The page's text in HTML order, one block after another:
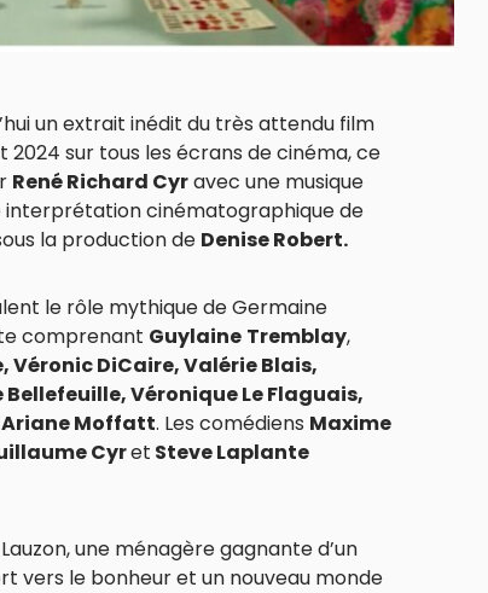
un extrait inédit du très attendu film
2024 sur tous les écrans de cinéma, ce
René Richard Cyravec une musique
interprétation cinématographique de
la production de Denise Robert.
le rôle mythique de Germaine
comprenant Guylaine Tremblay,
Véronic DiCaire, Valérie Blais,
Véronique Le Flaguais,
Ariane Moffatt. Les comédiens Maxime
Cyret Steve Laplante
une ménagère gagnante d’un
vers le bonheur et un nouveau monde